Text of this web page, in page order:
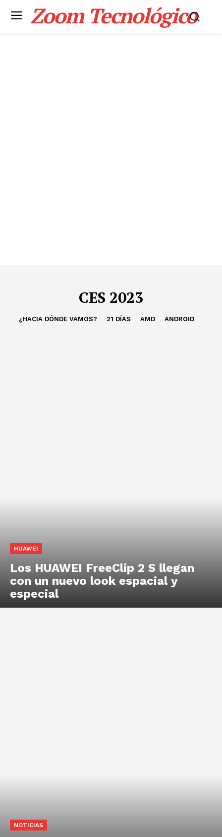
Zoom Tecnológico
CES 2023
¿HACIA DÓNDE VAMOS? 21 DÍAS AMD ANDROID
HUAWEI
Los HUAWEI FreeClip 2 S llegan
con un nuevo look espacial y
especial
NOTICIAS